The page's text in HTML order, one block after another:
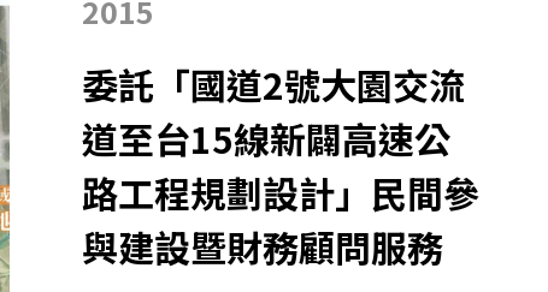
2015
委託「國道2號大園交流
道至台15線新闢高速公
路工程規劃設計」民間參
與建設暨財務顧問服務